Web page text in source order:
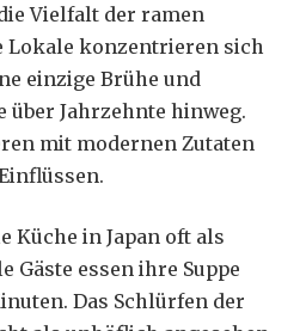
Vielfalt der ramen
Lokale konzentrieren sich
einzige Brühe und
Jahrzehnte hinweg.
mit modernen Zutaten
Küche in Japan oft als
Gäste essen ihre Suppe
Das Schlürfen der